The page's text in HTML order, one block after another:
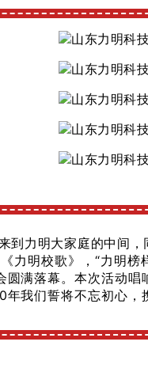
到力明大家庭的中间
力明校歌》，“力明榜
圆满落幕。本次活动唱
我们誓将不忘初心，